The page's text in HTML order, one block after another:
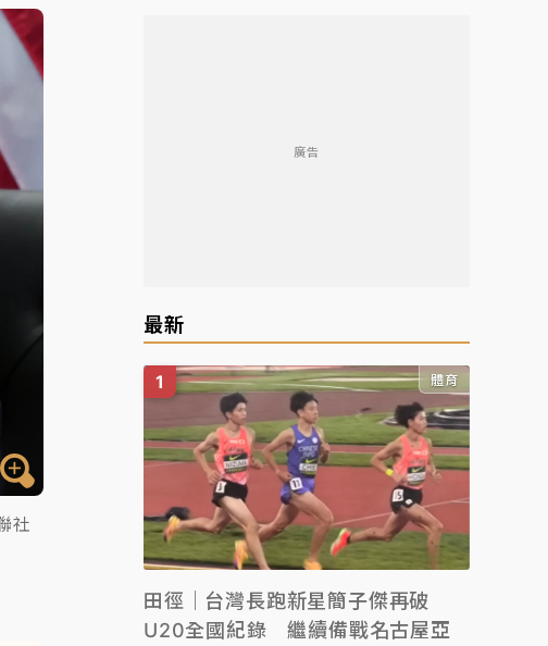
社
廣告
最新
體育
田徑｜台灣長跑新星簡子傑再破
U20全國紀錄 繼續備戰名古屋亞